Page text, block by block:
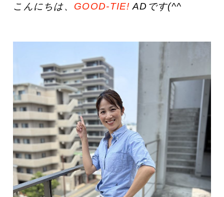
こんにちは、 GOOD-TIE!ADです(^^ゞ